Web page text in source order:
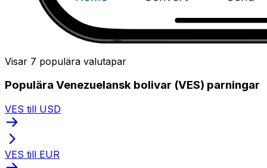
Visar 7 populära valutapar
Populära Venezuelansk bolivar (VES) parningar
VES till USD
VES till EUR